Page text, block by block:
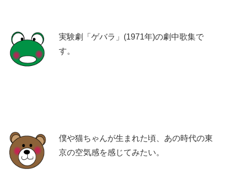
実験劇「ゲバラ」(1971年)の劇中歌集で
す。
僕や猫ちゃんが生まれた頃、あの時代の東
京の空気感を感じてみたい。